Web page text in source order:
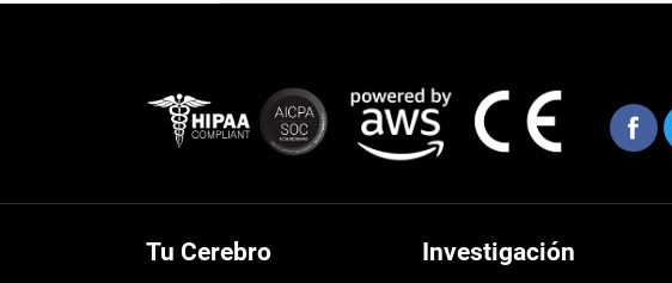
Tu Cerebro Investigación